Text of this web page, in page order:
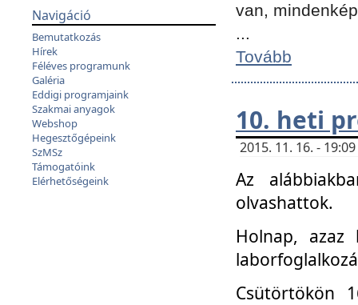
Navigáció
Bemutatkozás
Hírek
Féléves programunk
Galéria
Eddigi programjaink
Szakmai anyagok
Webshop
Hegesztőgépeink
SzMSz
Támogatóink
Elérhetőségeink
van,
...
Tovább
10. heti
2015. 11. 16. -
Az
olvashattok.
Holnap, azaz
Csütörtökön